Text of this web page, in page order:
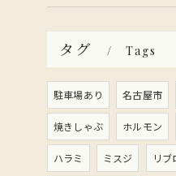
タグ Tags
駐車場あり 名古屋市
焼きしゃぶ ホルモン
ハラミ ミスジ リブ